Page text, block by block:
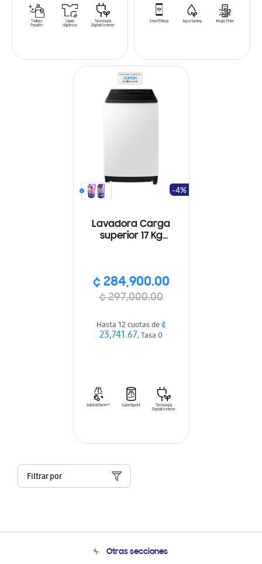
Lavadora Carga
superior 17 Kg
¢ 284,900.00
¢ 297,000.00
-4%
Hasta 12 cuotas de¢
23,741.67, Tasa 0
Filtrar por
Otras secciones